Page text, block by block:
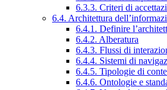
6.3.3. Criteri di
6.4. Architettura
6.4.1. Definire
6.4.2. Alberatura
6.4.3. Flussi di
6.4.4. Sistemi di
6.4.5. Tipologie di
6.4.6. Ontologie e